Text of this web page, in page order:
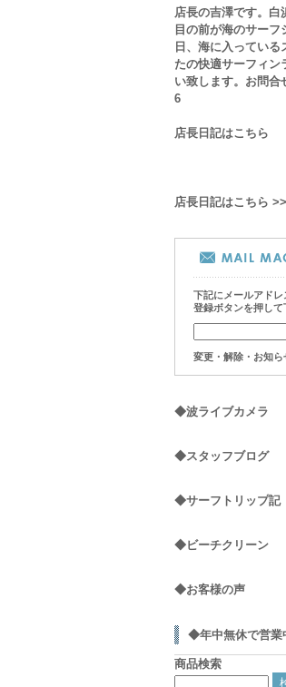
店長の吉澤です。白
目の前が海のサーフ
日、海に入っている
たの快適サーフィン
い致します。お問合
6
店長日記はこちら
店長日記はこちら >>
下記にメールアドレ
登録ボタンを押して
変更・解除・お知ら
◆波ライブカメラ
◆スタッフブログ
◆サーフトリップ記
◆ビーチクリーン
◆お客様の声
◆年中無休で営業
商品検索